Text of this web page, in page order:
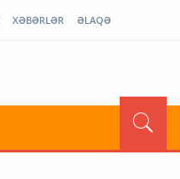
XƏBƏRLƏR ƏLAQƏ